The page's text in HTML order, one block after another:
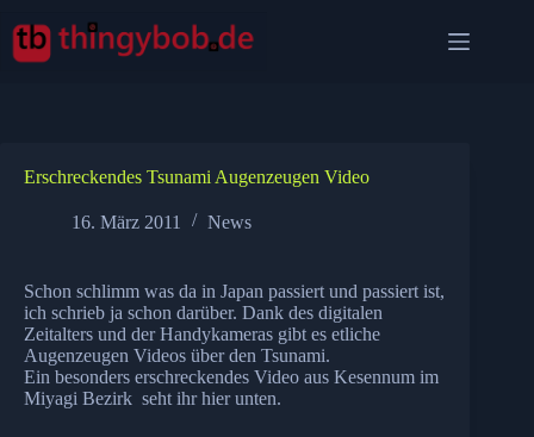
Inhalt
springen
Erschreckendes Tsunami Augenzeugen Video
16. März 2011 News
Schon schlimm was da in Japan passiert und passiert ist,
ich schrieb ja schon darüber. Dank des digitalen
Zeitalters und der Handykameras gibt es etliche
Augenzeugen Videos über den Tsunami.
Ein besonders erschreckendes Video aus Kesennum im
Miyagi Bezirk seht ihr hier unten.